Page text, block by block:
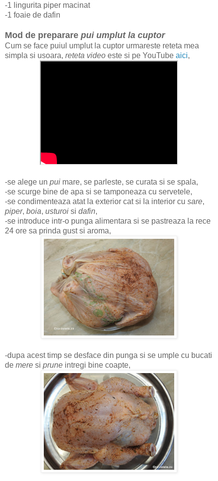
-1 lingurita piper macinat
-1 foaie de dafin
Mod de preparare pui umplut la cuptor
Cum se face puiul umplut la cuptor urmareste reteta mea
simpla si usoara, reteta video este si pe YouTube aici,
-se alege un pui mare, se parleste, se curata si se spala,
-se scurge bine de apa si se tamponeaza cu servetele,
-se condimenteaza atat la exterior cat si la interior cu sare,
piper, boia, usturoi si dafin,
-se introduce intr-o punga alimentara si se pastreaza la rece
24 ore sa prinda gust si aroma,
-dupa acest timp se desface din punga si se umple cu bucati
de mere si prune intregi bine coapte,